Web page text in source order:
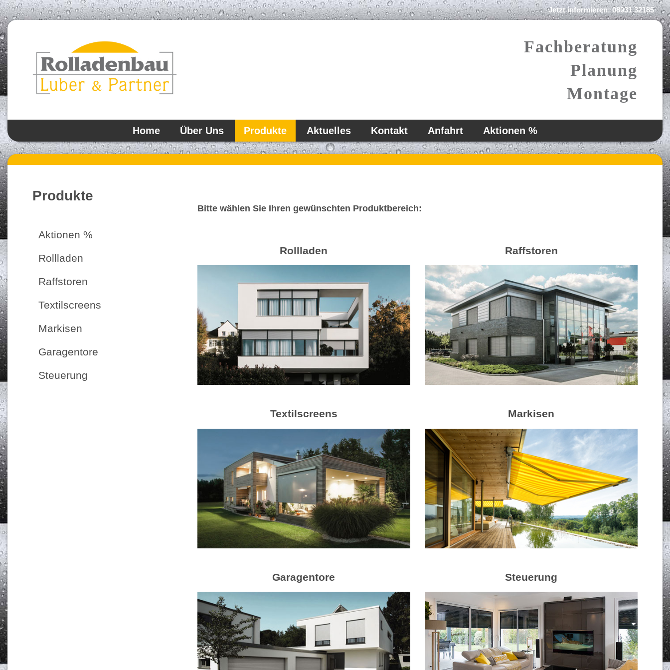
Jetzt informieren:08031 32185
Fachberatung
Planung
Montage
Home Über Uns Produkte Aktuelles Kontakt Anfahrt Aktionen %
Produkte
Aktionen %
Rollladen
Raffstoren
Textilscreens
Markisen
Garagentore
Steuerung
Bitte wählen Sie Ihren gewünschten Produktbereich:
Rollladen Raffstoren
Textilscreens Markisen
Garagentore Steuerung